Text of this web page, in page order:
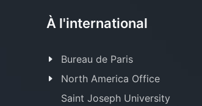
À l'international
Bureau de Paris
North America Office
Saint Joseph University